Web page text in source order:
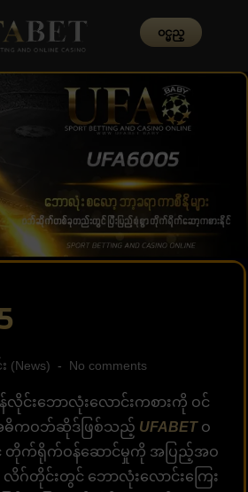
၀င္မည္
(News) No comments
လိုင်းဘောလုံးလောင်းကစားကို ဝင်
ဓိကဝဘ်ဆိုဒ်ဖြစ်သည့် UFABETဝ
က်ရိုက်ဝန်ဆောင်မှုကို အပြည့်အဝ
ဂ်တိုင်းတွင် ဘောလုံးလောင်းကြေး